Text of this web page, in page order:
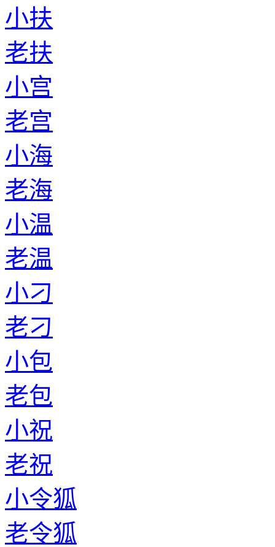
小扶
老扶
小宫
老宫
小海
老海
小温
老温
小刁
老刁
小包
老包
小祝
老祝
小令狐
老令狐